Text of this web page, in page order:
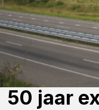
50 jaar